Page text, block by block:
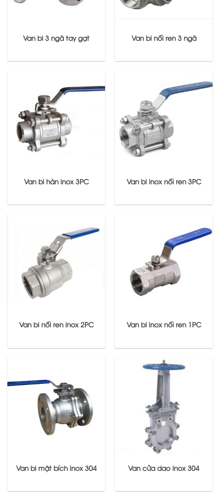
Van bi 3 ngã tay gạt Van bi nối ren 3 ngã
Van bi hàn inox 3PC Van bi inox nối ren 3PC
Van bi nối ren inox 2PC Van bi inox nối ren 1PC
Van bi mặt bích inox 304 Van cửa dao inox 304